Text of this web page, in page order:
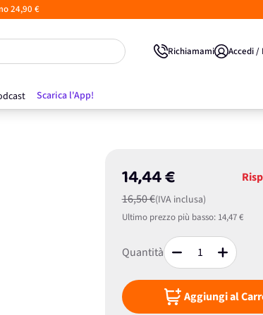
24,90 €
Scarica l'App!
Richiamami Accedi
14,44 €
16,50 €(IVA inclusa)
Ultimo prezzo più basso: 14,47 €
Quantità
Aggiungi al